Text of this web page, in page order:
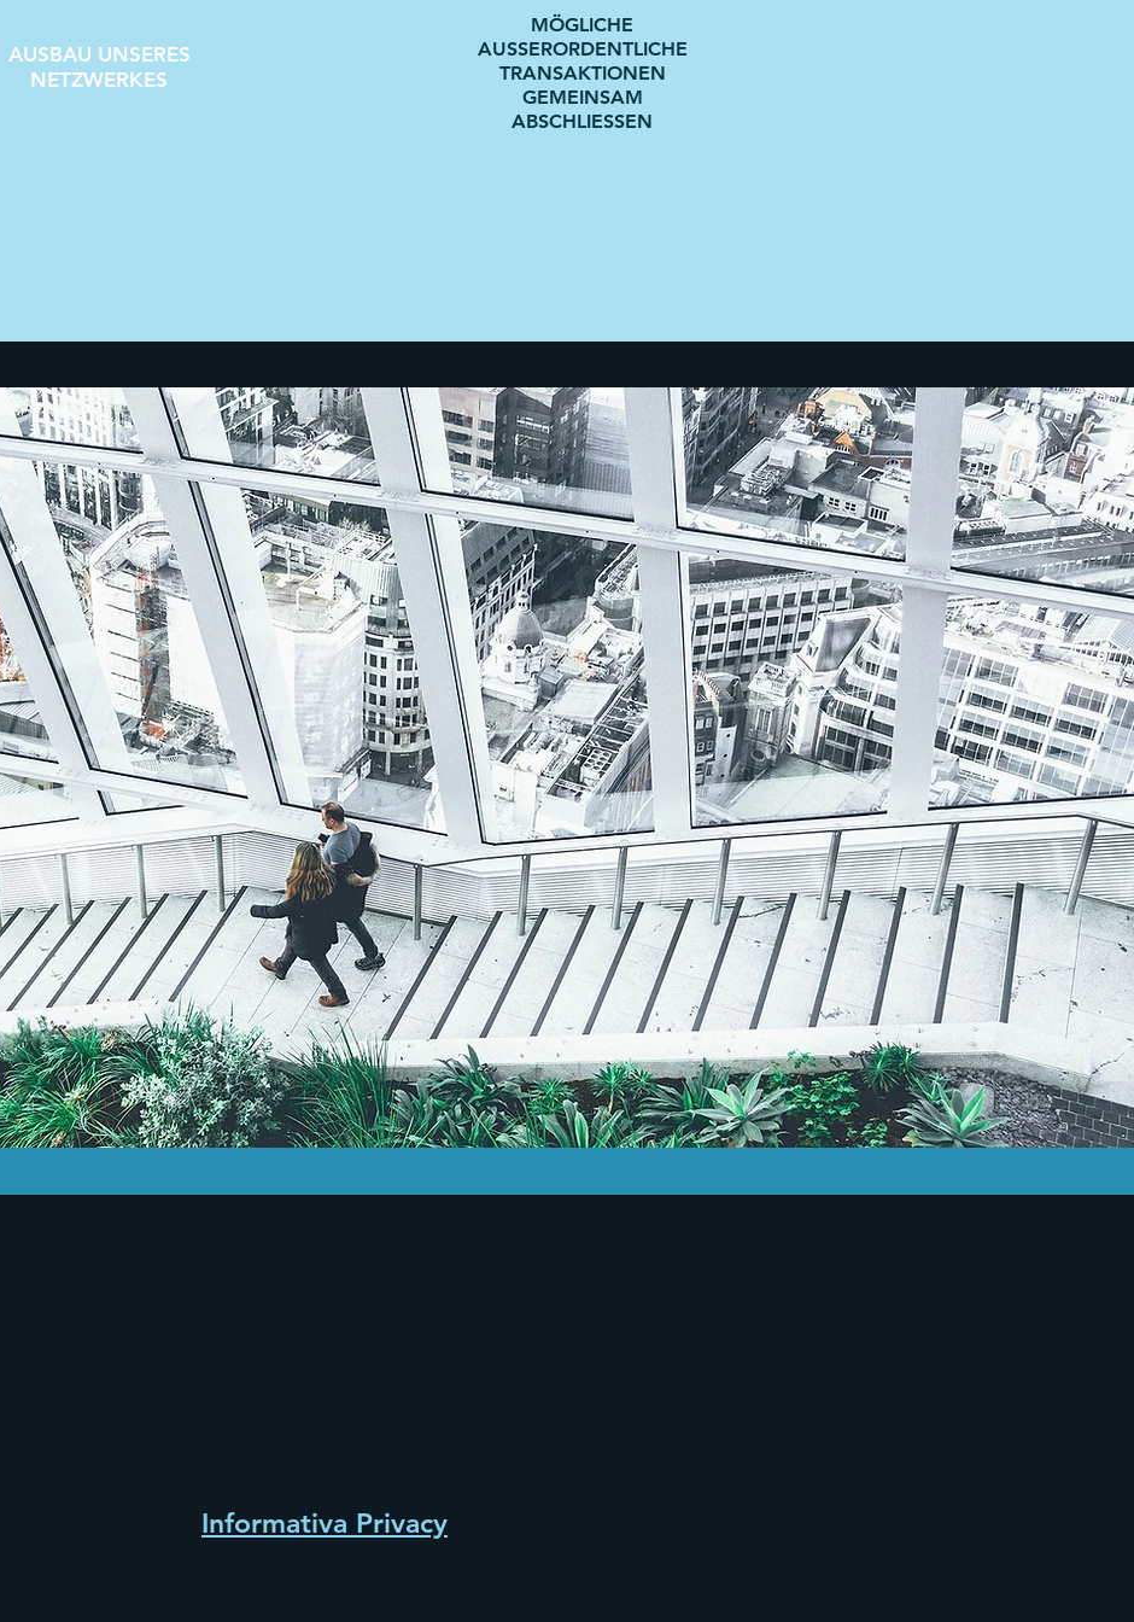
AUSBAU UNSERES
NETZWERKES
MÖGLICHE
AUSSERORDENTLICHE
TRANSAKTIONEN
GEMEINSAM
ABSCHLIESSEN
Informativa Privacy